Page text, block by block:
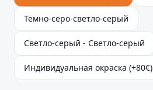
Темно-серо-светло-серый
Светло-серый - Светло-серый
Индивидуальная окраска (+80€)